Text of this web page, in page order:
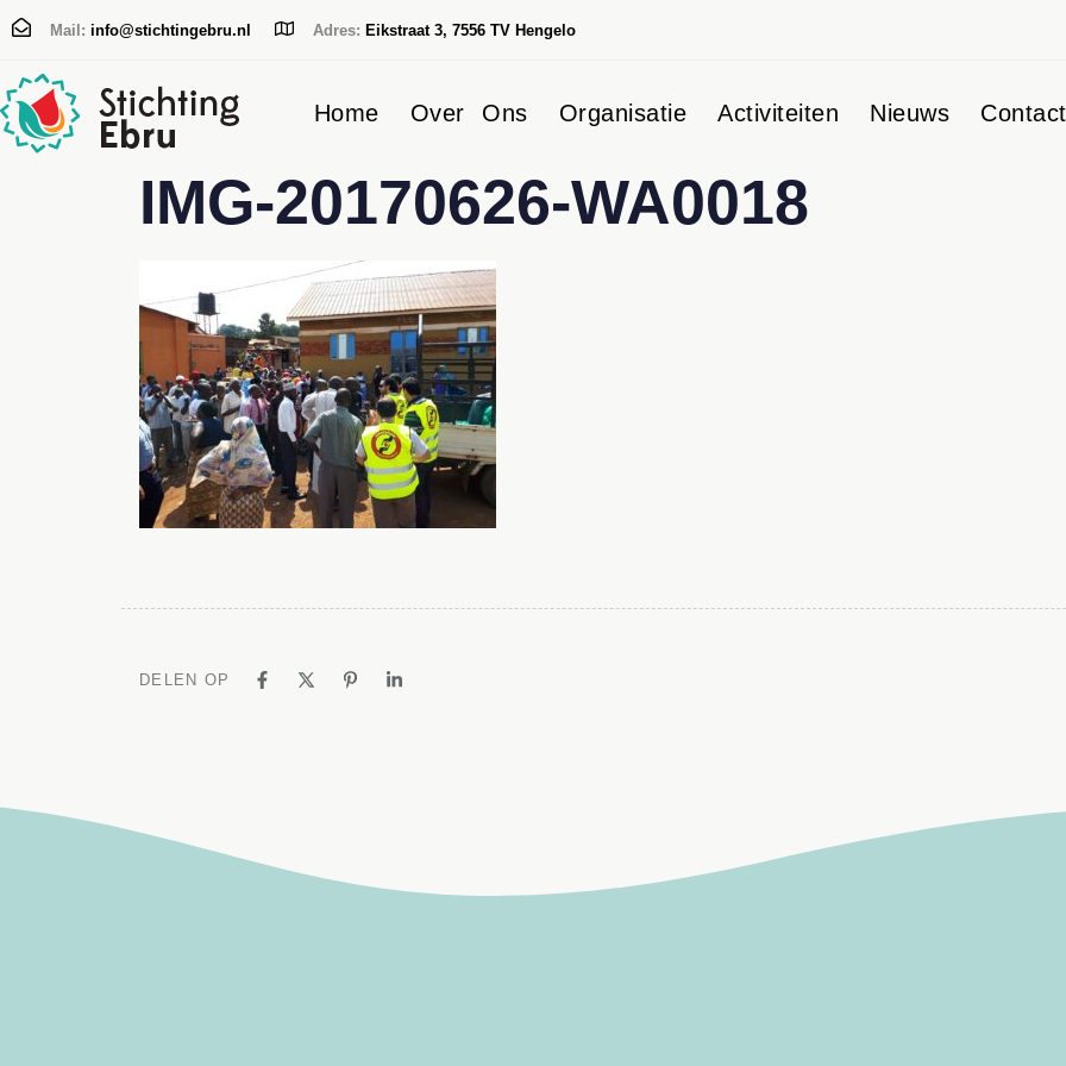
Mail: info@stichtingebru.nl Adres: Eikstraat 3, 7556 TV Hengelo
Home Over Ons Organisatie Activiteiten Nieuws Contact
Typ en druk op EnterIMG-20170626-WA0018
DELEN OP